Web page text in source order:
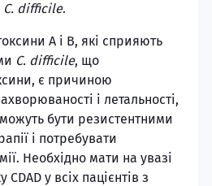
C. difficile.
А і В, які сприяють
C. difficile, що
є причиною
і летальності,
можуть бути резистентними
і потребувати
Необхідно мати на увазі
у всіх пацієнтів з